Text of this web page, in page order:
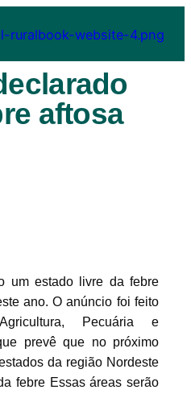
aftosa
um estado livre da febre
ano. O anúncio foi feito
Pecuária e
prevê que no próximo
da região Nordeste
febre Essas áreas serão